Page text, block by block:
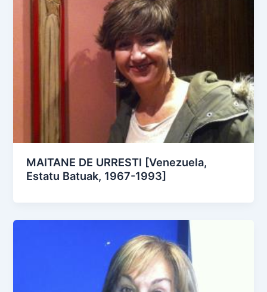
MAITANE DE URRESTI [Venezuela,
Estatu Batuak, 1967-1993]